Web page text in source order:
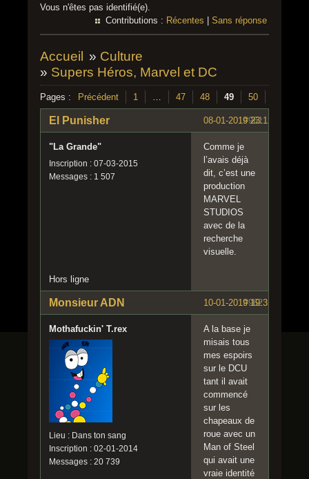
Vous n'êtes pas identifié(e).
Contributions : Récentes Sans réponse
Accueil » Culture
» Supers Héros, Marvel et DC
Pages : Précédent 1 … 47 48 49 50
#961
08-01-2019 23:12:49
El Punisher
"La Grande"
Inscription : 07-03-2015
Messages : 1 507
Comme je
l’avais déjà
dit, c’est une
production
MARVEL
STUDIOS
avec de la
recherche
visuelle.
Hors ligne
#962
10-01-2019 19:35:42
Monsieur ADN
Mothafuckin' T.rex
Lieu : Dans ton sang
Inscription : 02-01-2014
Messages : 20 739
A la base je
misais tous
mes espoirs
sur le DCU
tant il avait
commencé
sur les
chapeaux de
roue avec un
Man of Steel
qui avait une
vraie identité